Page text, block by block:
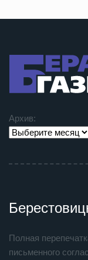
Архив:
Полная
письменного